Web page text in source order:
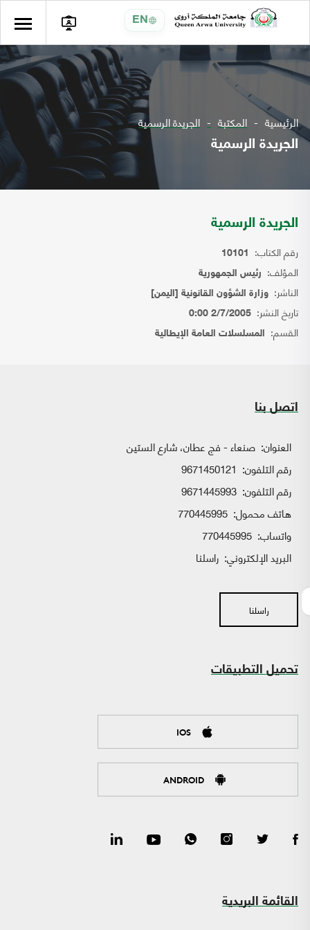
EN
الرئيسية المكتبة الجريدة الرسمية
الجريدة الرسمية
الجريدة الرسمية
رقم الكتاب: 10101
المؤلف: رئيس الجمهورية
الناشر: وزارة الشؤون القانونية [اليمن]
تاريخ النشر: 2/7/2005 0:00
القسم: المسلسلات العامة الإيطالية
اتصل بنا
العنوان: صنعاء - فج عطان، شارع الستين
رقم التلفون: 9671450121
رقم التلفون: 9671445993
هاتف محمول: 770445995
واتساب:
البريد الإلكتروني: راسلنا
راسلنا
تحميل التطبيقات
IOS
ANDROID
القائمة البريدية